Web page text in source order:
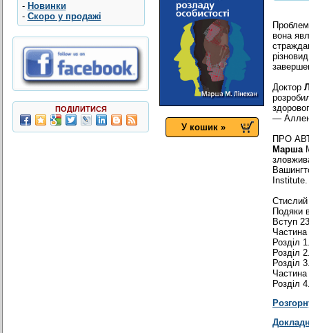
- Новинки
- Скоро у продажі
ПОДІЛИТИСЯ
У кошик »
вона
Доктор
—
ПРО
Марша
Institute.
Стислий
Подяки
Вступ 23
Частина
Розділ
Розділ
Розділ
Частина
Розділ